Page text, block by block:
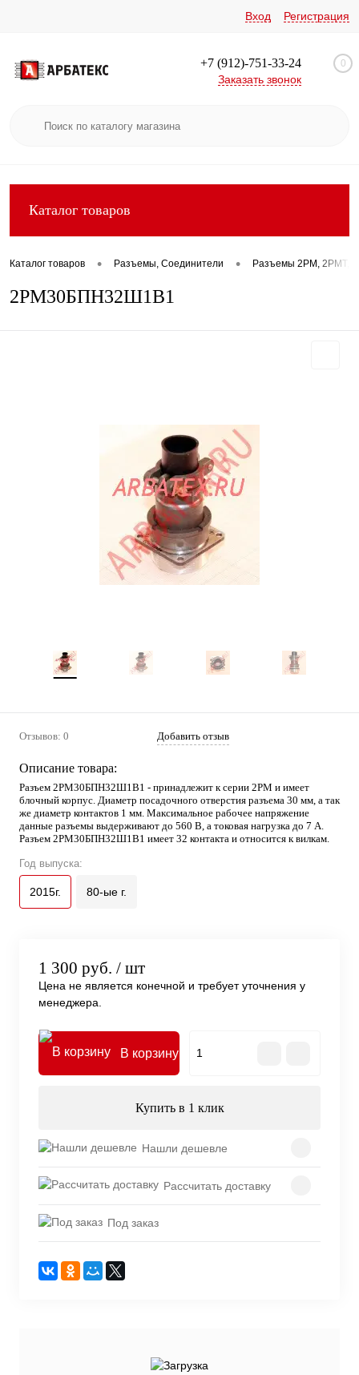
Вход Регистрация
+7 (912)-751-33-24
Заказать звонок
0
Каталог товаров
Каталог товаров • Разъемы, Соединители • Разъемы 2РМ, 2РМТ,
2РМ30БПН32Ш1В1
Отзывов: 0 Добавить отзыв
Описание товара:
Разъем 2РМ30БПН32Ш1В1 - принадлежит к серии 2РМ и имеет
блочный корпус. Диаметр посадочного отверстия разъема 30 мм, а так
же диаметр контактов 1 мм. Максимальное рабочее напряжение
данные разъемы выдерживают до 560 В, а токовая нагрузка до 7 А.
Разъем 2РМ30БПН32Ш1В1 имеет 32 контакта и относится к вилкам.
Год выпуска:
2015г. 80-ые г.
1 300 руб. / шт
Цена не является конечной и требует уточнения у
менеджера.
В корзину
Купить в 1 клик
Нашли дешевле
Рассчитать доставку
Под заказ